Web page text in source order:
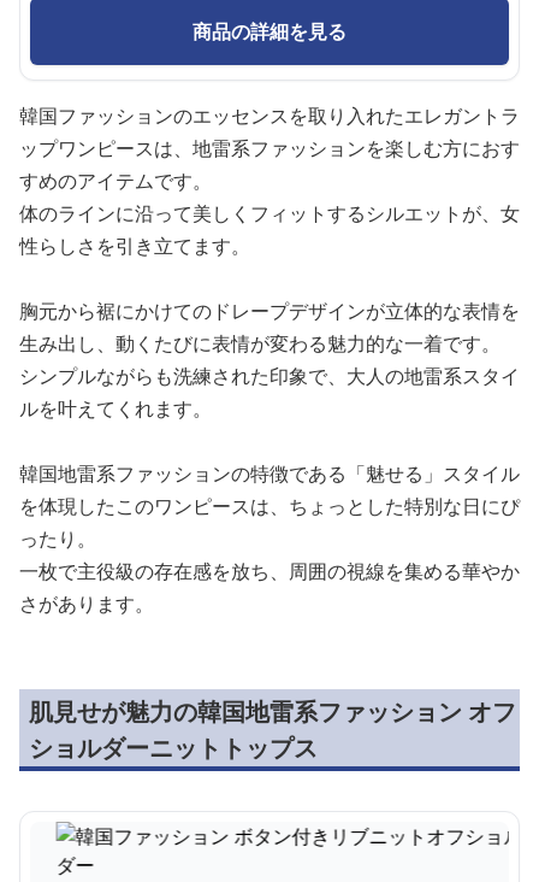
商品の詳細を見る
韓国ファッションのエッセンスを取り入れたエレガントラ
ップワンピースは、地雷系ファッションを楽しむ方におす
すめのアイテムです。
体のラインに沿って美しくフィットするシルエットが、女
性らしさを引き立てます。
胸元から裾にかけてのドレープデザインが立体的な表情を
生み出し、動くたびに表情が変わる魅力的な一着です。
シンプルながらも洗練された印象で、大人の地雷系スタイ
ルを叶えてくれます。
韓国地雷系ファッションの特徴である「魅せる」スタイル
を体現したこのワンピースは、ちょっとした特別な日にぴ
ったり。
一枚で主役級の存在感を放ち、周囲の視線を集める華やか
さがあります。
肌見せが魅力の韓国地雷系ファッション オフ
ショルダーニットトップス